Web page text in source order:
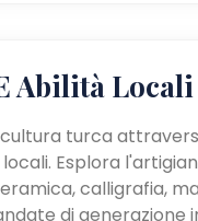
Abilità Locali
turca
Esplora
calligrafia,
di generazione